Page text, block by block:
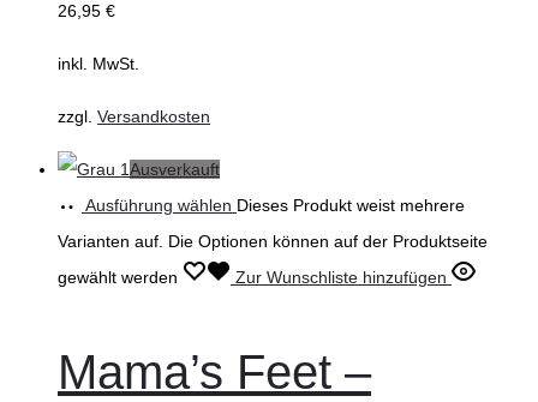
26,95 €
inkl. MwSt.
zzgl. Versandkosten
Ausverkauft
Ausführung wählen Dieses Produkt weist mehrere
Varianten auf. Die Optionen können auf der Produktseite
gewählt werden
Zur Wunschliste hinzufügen
Mama’s Feet –